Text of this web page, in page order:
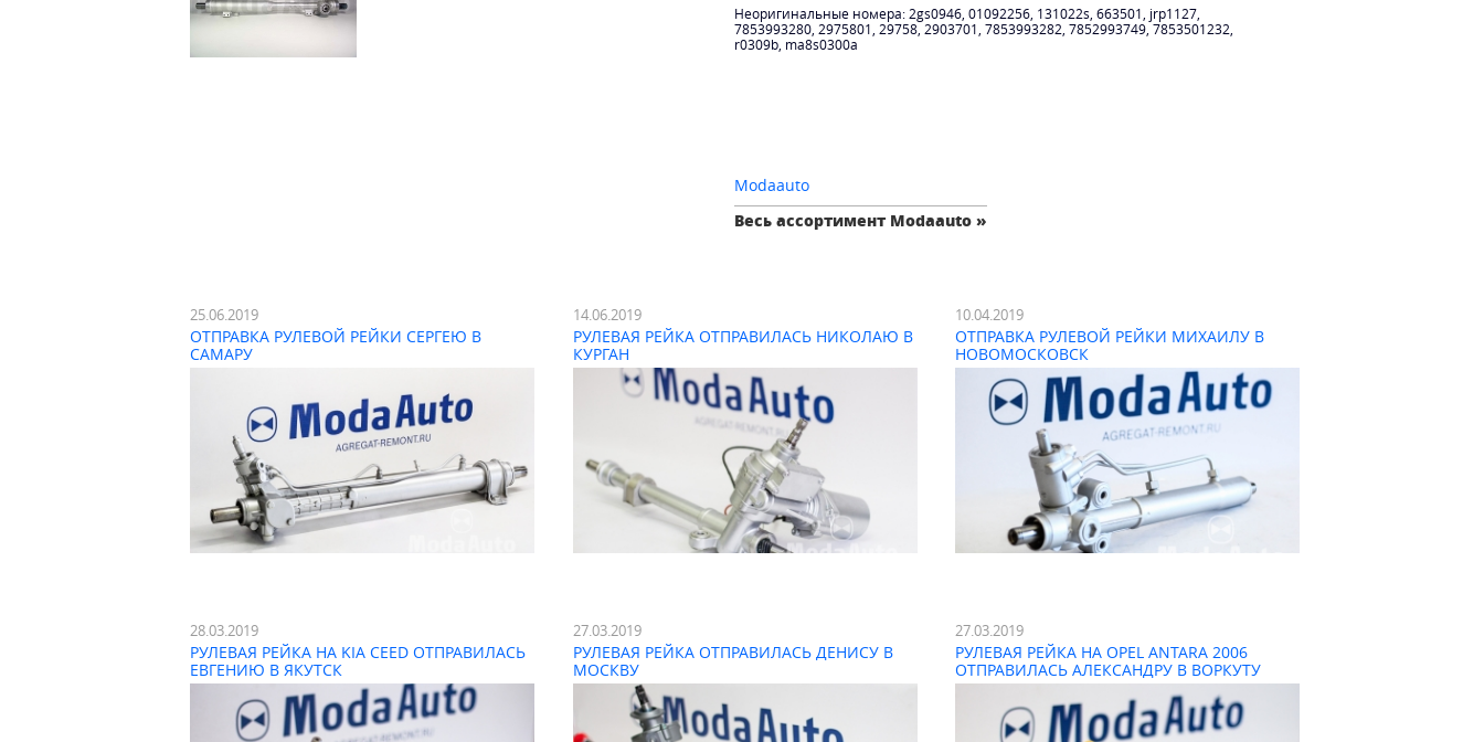
Неоригинальные номера: 2gs0946, 01092256, 131022s, 663501, jrp1127,
7853993280, 2975801, 29758, 2903701, 7853993282, 7852993749, 7853501232,
r0309b, ma8s0300a
Modaauto
Весь ассортимент Modaauto »
25.06.2019
ОТПРАВКА РУЛЕВОЙ РЕЙКИ СЕРГЕЮ В
САМАРУ
14.06.2019
РУЛЕВАЯ РЕЙКА ОТПРАВИЛАСЬ НИКОЛАЮ В
КУРГАН
10.04.2019
ОТПРАВКА РУЛЕВОЙ РЕЙКИ МИХАИЛУ В
НОВОМОСКОВСК
28.03.2019
РУЛЕВАЯ РЕЙКА НА KIA CEED ОТПРАВИЛАСЬ
ЕВГЕНИЮ В ЯКУТСК
27.03.2019
РУЛЕВАЯ РЕЙКА ОТПРАВИЛАСЬ ДЕНИСУ В
МОСКВУ
27.03.2019
РУЛЕВАЯ РЕЙКА НА OPEL ANTARA 2006
ОТПРАВИЛАСЬ АЛЕКСАНДРУ В ВОРКУТУ